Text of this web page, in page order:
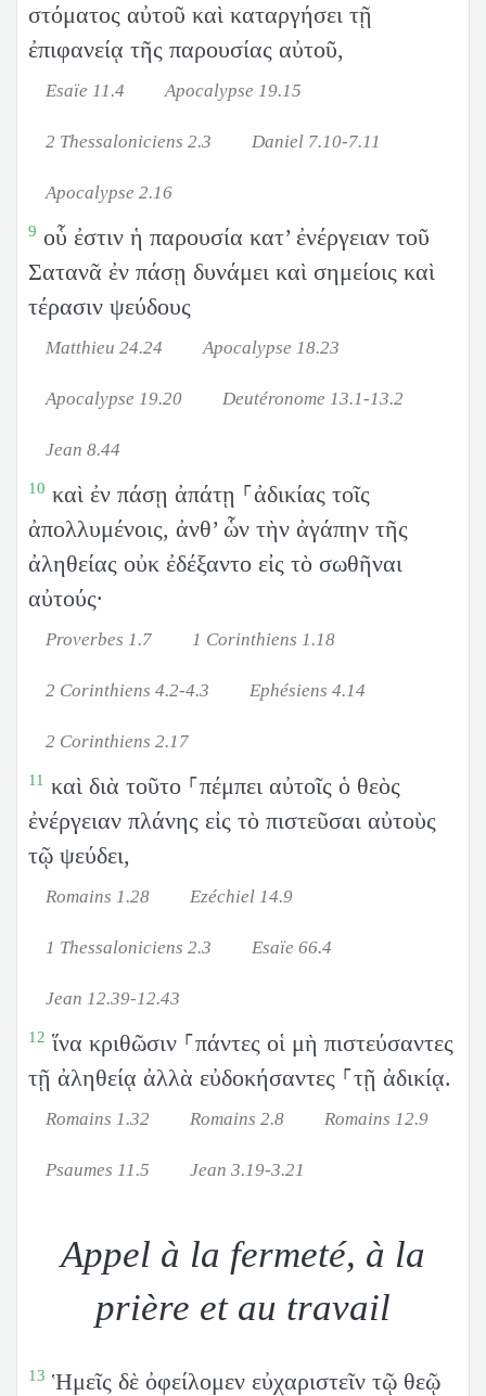
στόματος αὐτοῦ καὶ καταργήσει τῇ
ἐπιφανείᾳ τῆς παρουσίας αὐτοῦ,
Esaïe 11.4 Apocalypse 19.15
2 Thessaloniciens 2.3 Daniel 7.10-7.11
Apocalypse 2.16
9 οὗ ἐστιν ἡ παρουσία κατ’ ἐνέργειαν τοῦ
Σατανᾶ ἐν πάσῃ δυνάμει καὶ σημείοις καὶ
τέρασιν ψεύδους
Matthieu 24.24 Apocalypse 18.23
Apocalypse 19.20 Deutéronome 13.1-13.2
Jean 8.44
10 καὶ ἐν πάσῃ ἀπάτῃ ⸀ἀδικίας τοῖς
ἀπολλυμένοις, ἀνθ’ ὧν τὴν ἀγάπην τῆς
ἀληθείας οὐκ ἐδέξαντο εἰς τὸ σωθῆναι
αὐτούς·
Proverbes 1.7 1 Corinthiens 1.18
2 Corinthiens 4.2-4.3 Ephésiens 4.14
2 Corinthiens 2.17
11 καὶ διὰ τοῦτο ⸀πέμπει αὐτοῖς ὁ θεὸς
ἐνέργειαν πλάνης εἰς τὸ πιστεῦσαι αὐτοὺς
τῷ ψεύδει,
Romains 1.28 Ezéchiel 14.9
1 Thessaloniciens 2.3 Esaïe 66.4
Jean 12.39-12.43
12 ἵνα κριθῶσιν ⸀πάντες οἱ μὴ πιστεύσαντες
τῇ ἀληθείᾳ ἀλλὰ εὐδοκήσαντες ⸀τῇ ἀδικίᾳ.
Romains 1.32 Romains 2.8 Romains 12.9
Psaumes 11.5 Jean 3.19-3.21
Appel à la fermeté, à la
prière et au travail
13 Ἡμεῖς δὲ ὀφείλομεν εὐχαριστεῖν τῷ θεῷ